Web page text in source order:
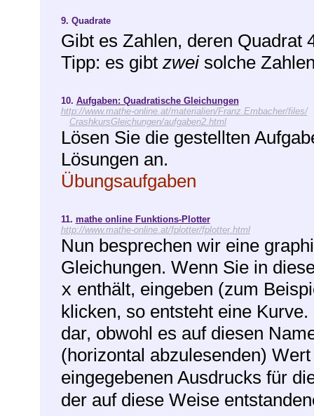
9. Quadrate
Gibt es Zahlen, deren Quadrat
Tipp: es gibt zweisolche
10. Aufgaben: Quadratische Gleichungen
http://www.mathe-online.at/materialien/Franz.Embacher/files/
CrashkursGleichungen/aufgaben2.html
Lösen Sie die gestellten
Lösungen an.
Übungsaufgaben
11. mathe online Funktions-Plotter
http://www.mathe-online.at/fplotter/fplotter.html
Nun besprechen wir eine
Gleichungen. Wenn Sie in
x enthält, eingeben (zum
klicken, so entsteht eine
dar, obwohl es auf diesen
(horizontal abzulesenden)
eingegebenen Ausdrucks für
der auf diese Weise